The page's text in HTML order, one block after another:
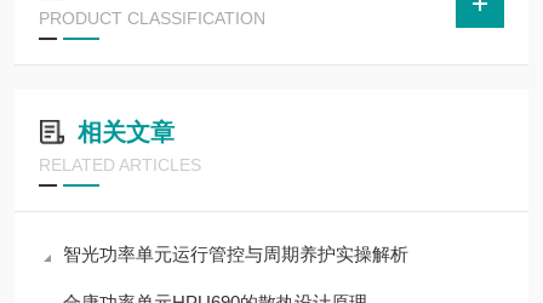
PRODUCT CLASSIFICATION
相关文章
RELATED ARTICLES
智光功率单元运行管控与周期养护实操解析